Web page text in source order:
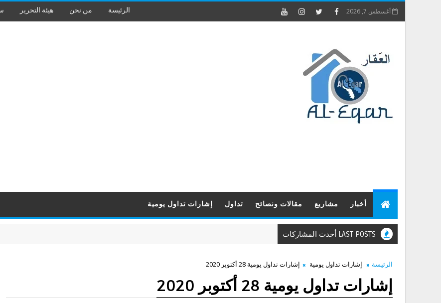
أغسطس 7, 2026 الرئيسة من نحن هيئة التحرير
أخبار مشاريع مقالات ونصائح تداول إشارات تداول يومية
LAST POSTS أحدث المشاركات
الرئيسة إشارات تداول يومية إشارات تداول يومية 28 أكتوبر 2020
إشارات تداول يومية 28 أكتوبر 2020